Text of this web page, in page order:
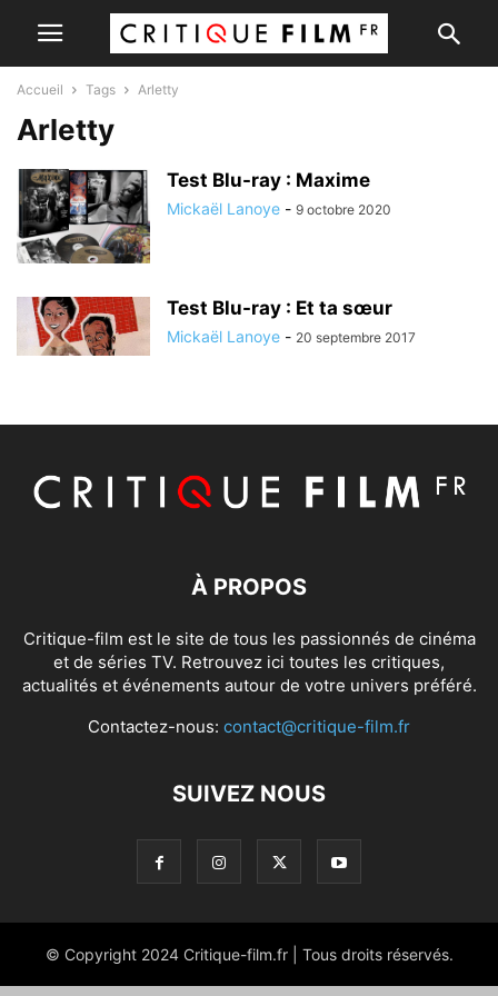
Accueil Tags Arletty
Arletty
Test Blu-ray : Maxime
Mickaël Lanoye - 9 octobre 2020
Test Blu-ray : Et ta sœur
Mickaël Lanoye - 20 septembre 2017
À PROPOS
Critique-film est le site de tous les passionnés de cinéma
et de séries TV. Retrouvez ici toutes les critiques,
actualités et événements autour de votre univers préféré.
Contactez-nous: contact@critique-film.fr
SUIVEZ NOUS
© Copyright 2024 Critique-film.fr | Tous droits réservés.